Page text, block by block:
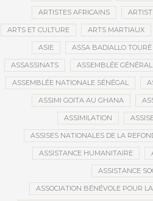
ARTISTES AFRICAINS
ARTS ET CULTURE ARTS MARTIAUX
ASIE ASSA BADIALLO TOURÉ
ASSASSINATS ASSEMBLÉE
ASSEMBLÉE NATIONALE SÉNÉGAL
ASSIMI GOITA AU GHANA
ASSIMILATION
ASSISES NATIONALES DE LA
ASSISTANCE HUMANITAIRE
ASSISTANCE
ASSOCIATION BÉNÉVOLE POUR